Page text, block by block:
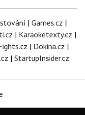
| Games.cz |
| Karaoketexty.cz |
| Dokina.cz |
| StartupInsider.cz